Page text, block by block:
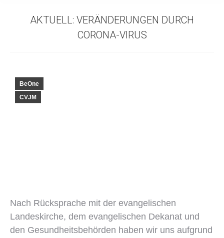
AKTUELL: VERÄNDERUNGEN DURCH
CORONA-VIRUS
BeOne
CVJM
Nach Rücksprache mit der evangelischen
Landeskirche, dem evangelischen Dekanat und
den Gesundheitsbehörden haben wir uns aufgrund